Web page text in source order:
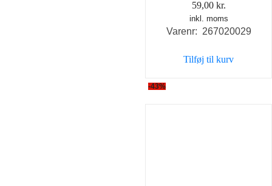
59,00 kr.
inkl. moms
Varenr: 267020029
Tilføj til kurv
-43%